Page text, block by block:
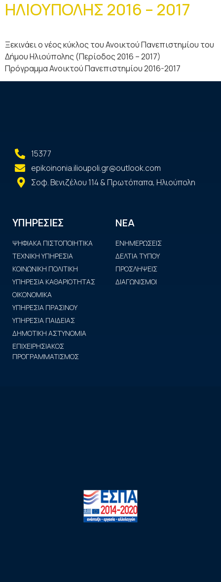
ΗΛΙΟΥΠΟΛΗΣ 2016 – 2017
Ξεκινάει ο νέος κύκλος του Ανοικτού Πανεπιστημίου του
Δήμου Ηλιούπολης (Περίοδος 2016 – 2017)
Πρόγραμμα Ανοικτού Πανεπιστημίου 2016-2017
15377
epikoinonia.ilioupoli.gr@outlook.com
Σοφ. Βενιζέλου 114 & Πρωτόπαπα, Ηλιούπολη
ΥΠΗΡΕΣΙΕΣ
ΨΗΦΙΑΚΑ ΠΙΣΤΟΠΟΙΗΤΙΚΑ
ΤΕΧΝΙΚΗ ΥΠΗΡΕΣΙΑ
ΚΟΙΝΩΝΙΚΗ ΠΟΛΙΤΙΚΗ
ΥΠΗΡΕΣΙΑ ΚΑΘΑΡΙΟΤΗΤΑΣ
ΟΙΚΟΝΟΜΙΚΑ
ΥΠΗΡΕΣΙΑ ΠΡΑΣΙΝΟΥ
ΥΠΗΡΕΣΙΑ ΠΑΙΔΕΙΑΣ
ΔΗΜΟΤΙΚΗ ΑΣΤΥΝΟΜΙΑ
ΕΠΙΧΕΙΡΗΣΙΑΚΟΣ
ΠΡΟΓΡΑΜΜΑΤΙΣΜΟΣ
ΝΕΑ
ΕΝΗΜΕΡΩΣΕΙΣ
ΔΕΛΤΙΑ ΤΥΠΟΥ
ΠΡΟΣΛΗΨΕΙΣ
ΔΙΑΓΩΝΙΣΜΟΙ